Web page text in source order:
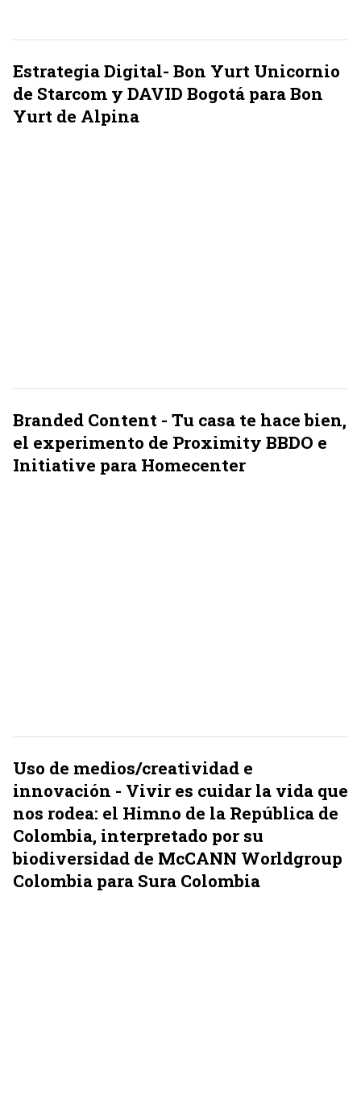
Estrategia Digital- Bon Yurt Unicornio
de Starcom y DAVID Bogotá para Bon
Yurt de Alpina
Branded Content - Tu casa te hace bien,
el experimento de Proximity BBDO e
Initiative para Homecenter
Uso de medios/creatividad e
innovación - Vivir es cuidar la vida que
nos rodea: el Himno de la República de
Colombia, interpretado por su
biodiversidad de McCANN Worldgroup
Colombia para Sura Colombia